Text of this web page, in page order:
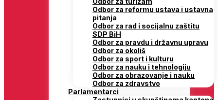
Odbor za reformu ustava i ustavna
pitanja
Odbor za rad i socijalnu zaštitu
SDP BiH
Odbor za pravdu i državnu upravu
Odbor za okoliš
Odbor za sport i kulturu
Odbor za nauku i tehnologiju
Odbor za obrazovanje i nauku
Odbor za zdravstvo
Parlamentarci